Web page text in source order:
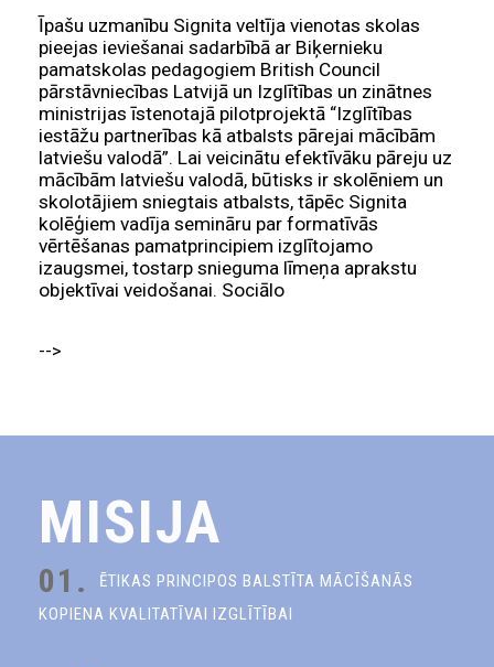
Īpašu uzmanību Signita veltīja vienotas skolas
pieejas ieviešanai sadarbībā ar Biķernieku
pamatskolas pedagogiem British Council
pārstāvniecības Latvijā un Izglītības un zinātnes
ministrijas īstenotajā pilotprojektā “Izglītības
iestāžu partnerības kā atbalsts pārejai mācībām
latviešu valodā”. Lai veicinātu efektīvāku pāreju uz
mācībām latviešu valodā, būtisks ir skolēniem un
skolotājiem sniegtais atbalsts, tāpēc Signita
kolēģiem vadīja semināru par formatīvās
vērtēšanas pamatprincipiem izglītojamo
izaugsmei, tostarp snieguma līmeņa aprakstu
objektīvai veidošanai. Sociālo
-->
MISIJA
01.
ĒTIKAS PRINCIPOS BALSTĪTA MĀCĪŠANĀS
KOPIENA KVALITATĪVAI IZGLĪTĪBAI